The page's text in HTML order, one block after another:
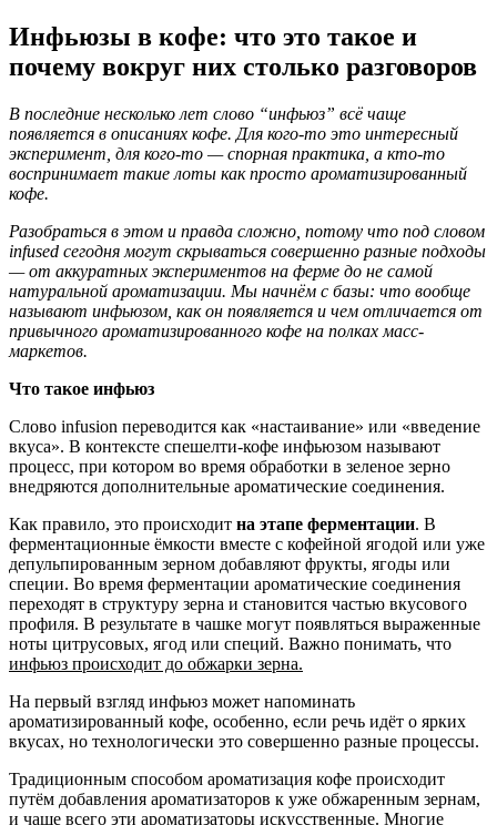
Инфьюзы в кофе: что это такое и
почему вокруг них столько разговоров
В последние несколько лет слово “инфьюз” всё чаще
появляется в описаниях кофе. Для кого-то это интересный
эксперимент, для кого-то — спорная практика, а кто-то
воспринимает такие лоты как просто ароматизированный
кофе.
Разобраться в этом и правда сложно, потому что под словом
infused сегодня могут скрываться совершенно разные подходы
— от аккуратных экспериментов на ферме до не самой
натуральной ароматизации. Мы начнём с базы: что вообще
называют инфьюзом, как он появляется и чем отличается от
привычного ароматизированного кофе на полках масс-
маркетов.
Что такое инфьюз
Слово infusion переводится как «настаивание» или «введение
вкуса». В контексте спешелти-кофе инфьюзом называют
процесс, при котором во время обработки в зеленое зерно
внедряются дополнительные ароматические соединения.
Как правило, это происходит на этапе ферментации. В
ферментационные ёмкости вместе с кофейной ягодой или уже
депульпированным зерном добавляют фрукты, ягоды или
специи. Во время ферментации ароматические соединения
переходят в структуру зерна и становится частью вкусового
профиля. В результате в чашке могут появляться выраженные
ноты цитрусовых, ягод или специй. Важно понимать, что
инфьюз происходит до обжарки зерна.
На первый взгляд инфьюз может напоминать
ароматизированный кофе, особенно, если речь идёт о ярких
вкусах, но технологически это совершенно разные процессы.
Традиционным способом ароматизация кофе происходит
путём добавления ароматизаторов к уже обжаренным зернам,
и чаще всего эти ароматизаторы искусственные. Многие